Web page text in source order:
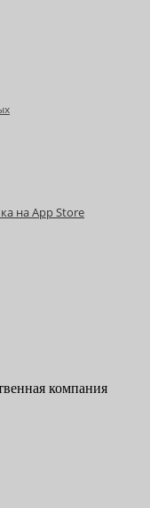
компания